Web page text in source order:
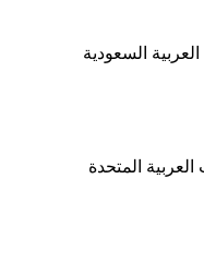
العربية السعودية
العربية المتحدة